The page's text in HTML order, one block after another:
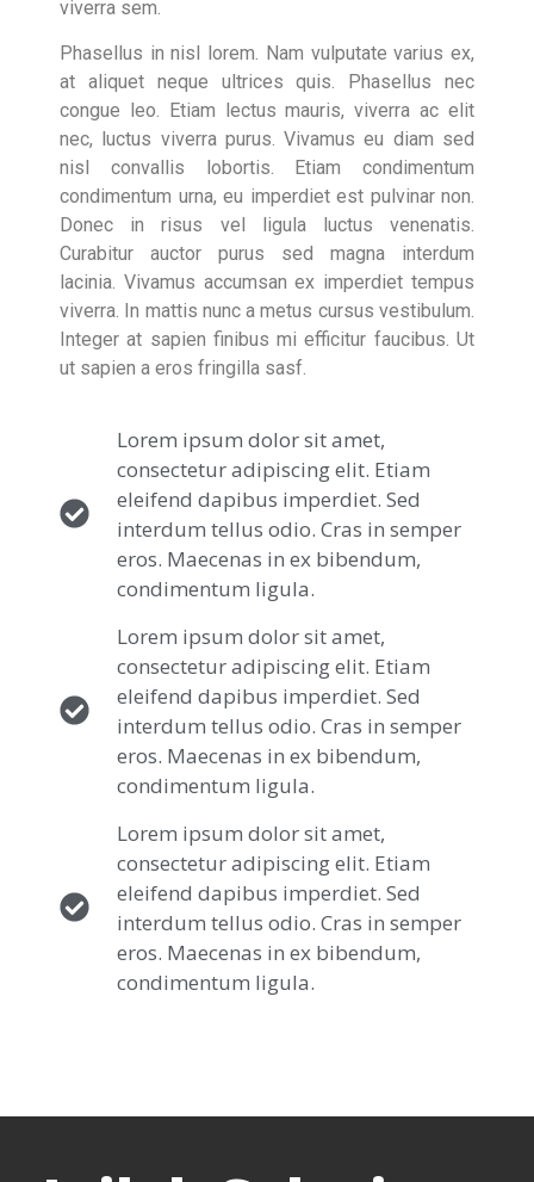
viverra sem.
Phasellus in nisl lorem. Nam vulputate varius ex,
at aliquet neque ultrices quis. Phasellus nec
congue leo. Etiam lectus mauris, viverra ac elit
nec, luctus viverra purus. Vivamus eu diam sed
nisl convallis lobortis. Etiam condimentum
condimentum urna, eu imperdiet est pulvinar non.
Donec in risus vel ligula luctus venenatis.
Curabitur auctor purus sed magna interdum
lacinia. Vivamus accumsan ex imperdiet tempus
viverra. In mattis nunc a metus cursus vestibulum.
Integer at sapien finibus mi efficitur faucibus. Ut
ut sapien a eros fringilla sasf.
Lorem ipsum dolor sit amet,
consectetur adipiscing elit. Etiam
eleifend dapibus imperdiet. Sed
interdum tellus odio. Cras in semper
eros. Maecenas in ex bibendum,
condimentum ligula.
Lorem ipsum dolor sit amet,
consectetur adipiscing elit. Etiam
eleifend dapibus imperdiet. Sed
interdum tellus odio. Cras in semper
eros. Maecenas in ex bibendum,
condimentum ligula.
Lorem ipsum dolor sit amet,
consectetur adipiscing elit. Etiam
eleifend dapibus imperdiet. Sed
interdum tellus odio. Cras in semper
eros. Maecenas in ex bibendum,
condimentum ligula.